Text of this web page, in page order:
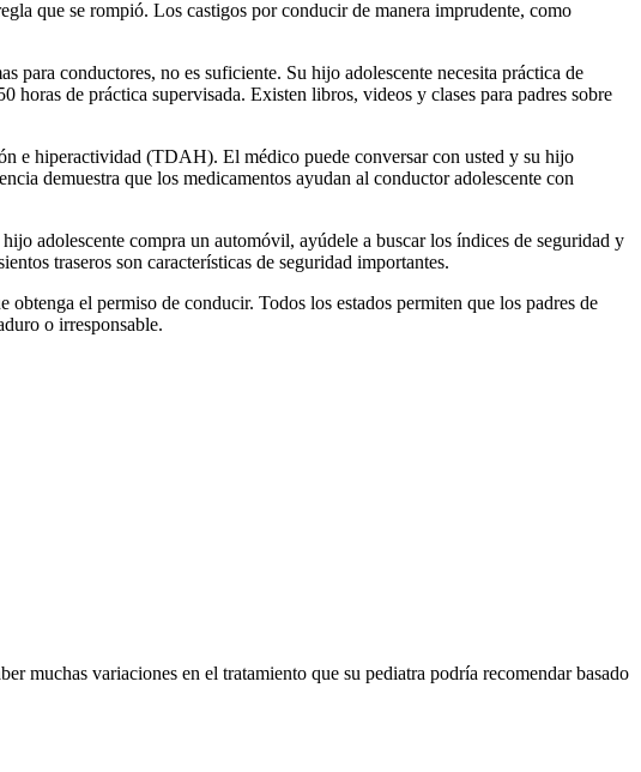
que se rompió. Los castigos por conducir de manera imprudente, como
para conductores, no es suficiente. Su hijo adolescente necesita práctica de
de práctica supervisada. Existen libros, videos y clases para padres sobre
e hiperactividad (TDAH). El médico puede conversar con usted y su hijo
demuestra que los medicamentos ayudan al conductor adolescente con
adolescente compra un automóvil, ayúdele a buscar los índices de seguridad y
traseros son características de seguridad importantes.
el permiso de conducir. Todos los estados permiten que los padres de
o irresponsable.
muchas variaciones en el tratamiento que su pediatra podría recomendar basado